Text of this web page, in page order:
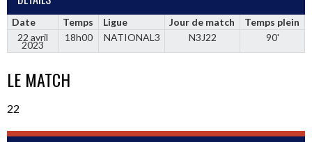
Date Temps Ligue Jour de match
Temps plein
22 avril
2023
18h00 NATIONAL3 N3J22 90'
LE MATCH
22